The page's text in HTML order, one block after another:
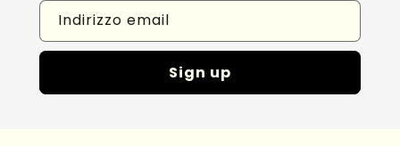
Indirizzo email
Sign up